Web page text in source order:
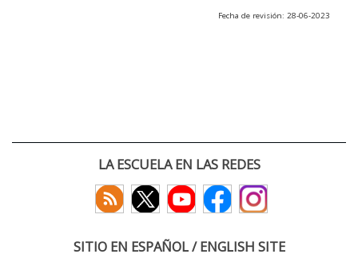
Fecha de revisión: 28-06-2023
LA ESCUELA EN LAS REDES
SITIO EN ESPAÑOL / ENGLISH SITE